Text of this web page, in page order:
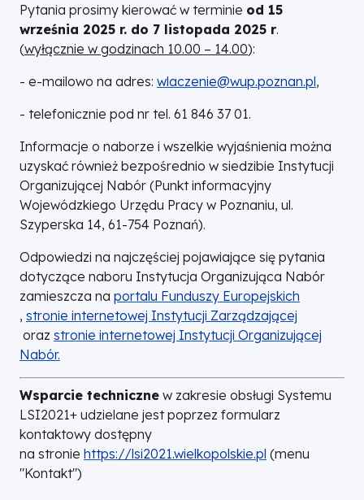
Pytania prosimy kierować w terminie od 15
września 2025 r. do 7 listopada 2025 r.
(wyłącznie w godzinach 10.00 – 14.00):
- e-mailowo na adres: wlaczenie@wup.poznan.pl,
- telefonicznie pod nr tel. 61 846 37 01.
Informacje o naborze i wszelkie wyjaśnienia można
uzyskać również bezpośrednio w siedzibie Instytucji
Organizującej Nabór (Punkt informacyjny
Wojewódzkiego Urzędu Pracy w Poznaniu, ul.
Szyperska 14, 61-754 Poznań).
Odpowiedzi na najczęściej pojawiające się pytania
dotyczące naboru Instytucja Organizująca Nabór
zamieszcza na portalu Funduszy Europejskich
Otworzy
się
w
nowej
karcie
, stronie internetowej Instytucji Zarządzającej
Otworzy
się
w
nowej
karcie
oraz stronie internetowej Instytucji Organizującej
Nabór.
się
w
nowej
karcie
Wsparcie techniczne w zakresie obsługi Systemu
LSI2021+ udzielane jest poprzez formularz
kontaktowy dostępny
na stronie https://lsi2021.wielkopolskie.pl (menu
"Kontakt")